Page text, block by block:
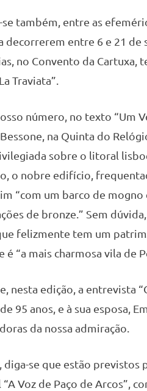
se também, entre as
decorrerem entre 6 e 21
no Convento da Cartuxa,
Traviata”.
número, no texto “Um
na Quinta do
sobre o litoral
o nobre edifício,
“com um barco de
de bronze.” Sem
felizmente tem um
é “a mais charmosa vila de
nesta edição, a entrevista
95 anos, e à sua esposa,
da nossa admiração.
diga-se que estão previstos
Voz de Paço de Arcos”,